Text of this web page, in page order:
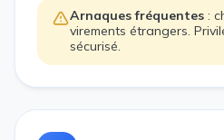
Arnaques fréquentes :
virements étrangers.
sécurisé.